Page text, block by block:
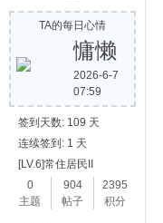
TA的每日心情
慵懒
2026-6-7
07:59
签到天数: 109 天
连续签到: 1 天
[LV.6]常住居民II
0
主题
904
帖子
2395
积分